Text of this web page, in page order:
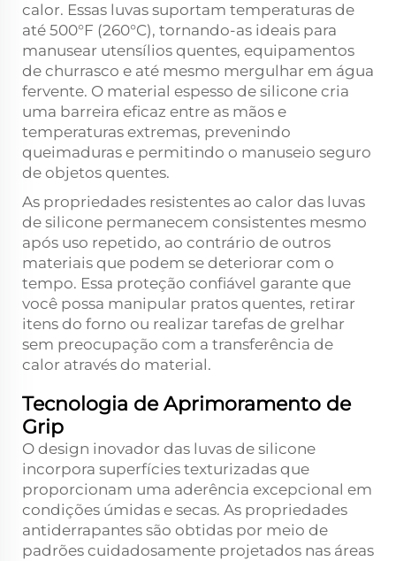
calor. Essas luvas suportam temperaturas de
até 500°F (260°C), tornando-as ideais para
manusear utensílios quentes, equipamentos
de churrasco e até mesmo mergulhar em água
fervente. O material espesso de silicone cria
uma barreira eficaz entre as mãos e
temperaturas extremas, prevenindo
queimaduras e permitindo o manuseio seguro
de objetos quentes.
As propriedades resistentes ao calor das luvas
de silicone permanecem consistentes mesmo
após uso repetido, ao contrário de outros
materiais que podem se deteriorar com o
tempo. Essa proteção confiável garante que
você possa manipular pratos quentes, retirar
itens do forno ou realizar tarefas de grelhar
sem preocupação com a transferência de
calor através do material.
Tecnologia de Aprimoramento de
Grip
O design inovador das luvas de silicone
incorpora superfícies texturizadas que
proporcionam uma aderência excepcional em
condições úmidas e secas. As propriedades
antiderrapantes são obtidas por meio de
padrões cuidadosamente projetados nas áreas